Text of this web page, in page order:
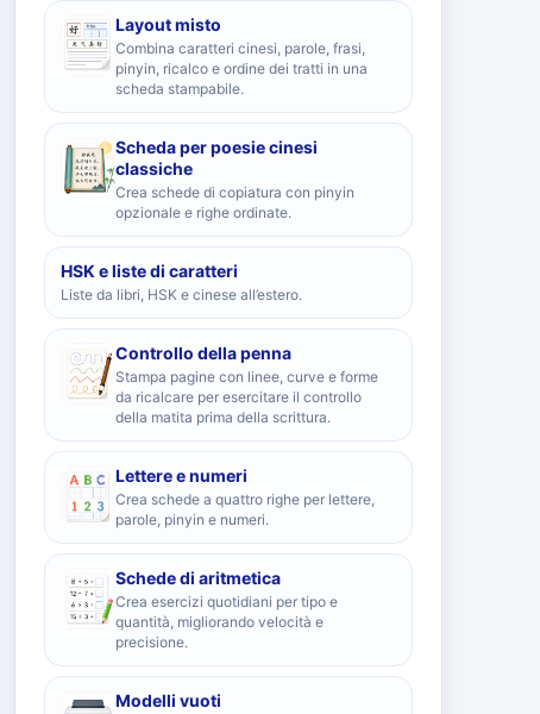
Layout misto
Combina caratteri cinesi, parole, frasi,
pinyin, ricalco e ordine dei tratti in una
scheda stampabile.
Scheda per poesie cinesi
classiche
Crea schede di copiatura con pinyin
opzionale e righe ordinate.
HSK e liste di caratteri
Liste da libri, HSK e cinese all’estero.
Controllo della penna
Stampa pagine con linee, curve e forme
da ricalcare per esercitare il controllo
della matita prima della scrittura.
Lettere e numeri
Crea schede a quattro righe per lettere,
parole, pinyin e numeri.
Schede di aritmetica
Crea esercizi quotidiani per tipo e
quantità, migliorando velocità e
precisione.
Modelli vuoti